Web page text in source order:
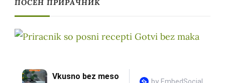
ПОСЕН ПРИРАЧНИК